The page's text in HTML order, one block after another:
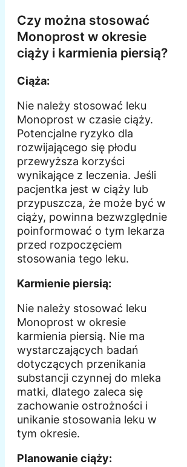
Czy można stosować
Monoprost w okresie
ciąży i karmienia piersią?
Ciąża:
Nie należy stosować leku
Monoprost w czasie ciąży.
Potencjalne ryzyko dla
rozwijającego się płodu
przewyższa korzyści
wynikające z leczenia. Jeśli
pacjentka jest w ciąży lub
przypuszcza, że może być w
ciąży, powinna bezwzględnie
poinformować o tym lekarza
przed rozpoczęciem
stosowania tego leku.
Karmienie piersią:
Nie należy stosować leku
Monoprost w okresie
karmienia piersią. Nie ma
wystarczających badań
dotyczących przenikania
substancji czynnej do mleka
matki, dlatego zaleca się
zachowanie ostrożności i
unikanie stosowania leku w
tym okresie.
Planowanie ciąży: